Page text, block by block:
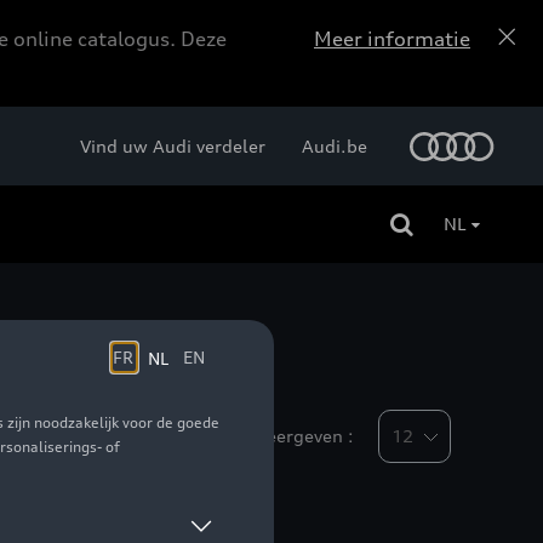
online catalogus. Deze Meer informatie
Vind uw Audi verdeler Audi.be
NL
Weergeven :